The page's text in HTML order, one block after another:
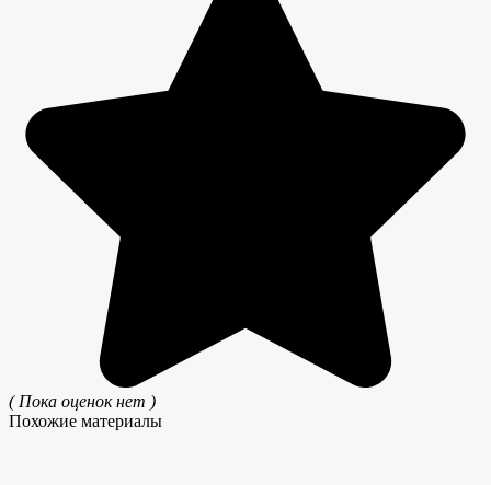
( Пока оценок нет )
Похожие материалы